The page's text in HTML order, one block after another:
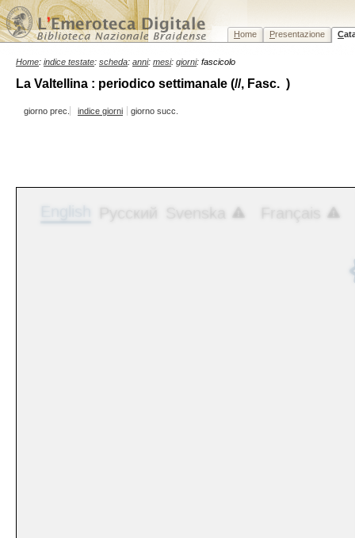
Home Presentazione C
Home: indice testate: scheda: anni: mesi: giorni: fascicolo
La Valtellina : periodico settimanale (//, Fasc. )
giorno prec. indice giorni giorno succ.
English Русский Svenska Français